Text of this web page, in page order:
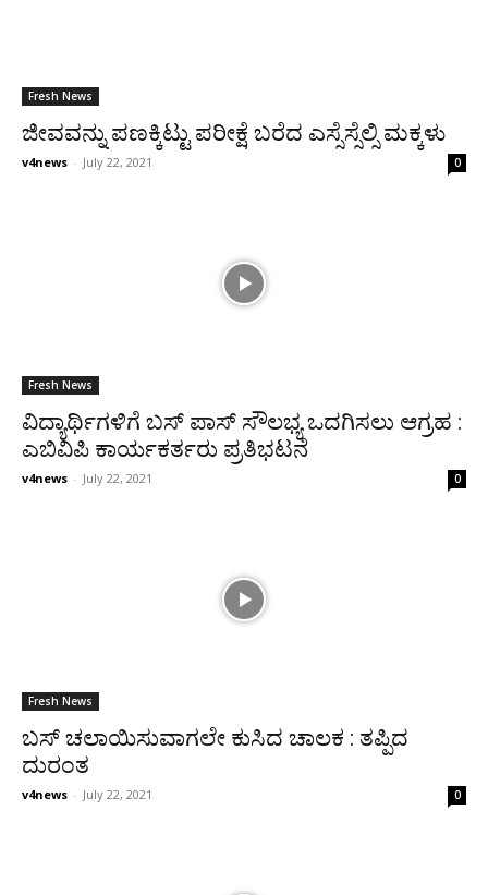
Fresh News
ಜೀವವನ್ನು ಪಣಕ್ಕಿಟ್ಟು ಪರೀಕ್ಷೆ ಬರೆದ ಎಸ್ಸೆಸ್ಸೆಲ್ಸಿ ಮಕ್ಕಳು
v4news - July 22, 2021 0
Fresh News
ವಿದ್ಯಾರ್ಥಿಗಳಿಗೆ ಬಸ್ ಪಾಸ್ ಸೌಲಭ್ಯ ಒದಗಿಸಲು ಆಗ್ರಹ :
ಎಬಿವಿಪಿ ಕಾರ್ಯಕರ್ತರು ಪ್ರತಿಭಟನೆ
v4news - July 22, 2021 0
Fresh News
ಬಸ್ ಚಲಾಯಿಸುವಾಗಲೇ ಕುಸಿದ ಚಾಲಕ : ತಪ್ಪಿದ
ದುರಂತ
v4news - July 22, 2021 0